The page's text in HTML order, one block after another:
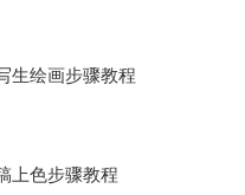
生绘画步骤教程
上色步骤教程